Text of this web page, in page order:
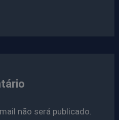
não será publicado.